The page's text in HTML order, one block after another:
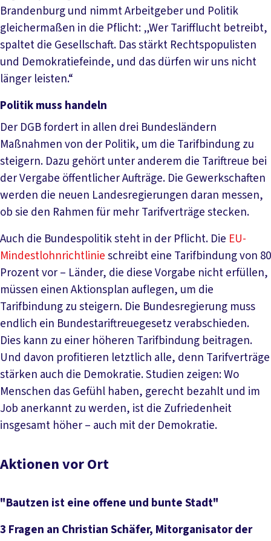
Brandenburg und nimmt Arbeitgeber und Politik
gleichermaßen in die Pflicht: „Wer Tarifflucht betreibt,
spaltet die Gesellschaft. Das stärkt Rechtspopulisten
und Demokratiefeinde, und das dürfen wir uns nicht
länger leisten.“
Politik muss handeln
Der DGB fordert in allen drei Bundesländern
Maßnahmen von der Politik, um die Tarifbindung zu
steigern. Dazu gehört unter anderem die Tariftreue bei
der Vergabe öffentlicher Aufträge. Die Gewerkschaften
werden die neuen Landesregierungen daran messen,
ob sie den Rahmen für mehr Tarifverträge stecken.
Auch die Bundespolitik steht in der Pflicht. Die EU-
Mindestlohnrichtlinieschreibt eine Tarifbindung von 80
Prozent vor – Länder, die diese Vorgabe nicht erfüllen,
müssen einen Aktionsplan auflegen, um die
Tarifbindung zu steigern. Die Bundesregierung muss
endlich ein Bundestariftreuegesetz verabschieden.
Dies kann zu einer höheren Tarifbindung beitragen.
Und davon profitieren letztlich alle, denn Tarifverträge
stärken auch die Demokratie. Studien zeigen: Wo
Menschen das Gefühl haben, gerecht bezahlt und im
Job anerkannt zu werden, ist die Zufriedenheit
insgesamt höher – auch mit der Demokratie.
Aktionen vor Ort
"Bautzen ist eine offene und bunte Stadt"
3 Fragen an Christian Schäfer, Mitorganisator der